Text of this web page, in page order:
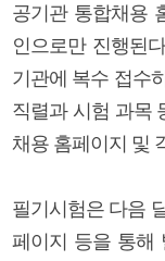
공기관 통합채용
인으로만 진행된
기관에 복수 접수
직렬과 시험 과목
채용 홈페이지 및
필기시험은 다음
페이지 등을 통해